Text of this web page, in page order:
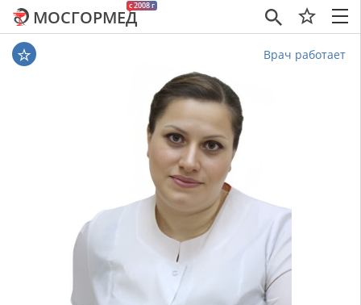
×
c 2008 г
МОСГОРМЕД
Врач работает